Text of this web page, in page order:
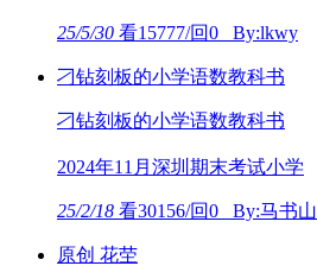
25/5/30 看15777/回0 By:lkwy
刁钻刻板的小学语数教科书
刁钻刻板的小学语数教科书
2024年11月深圳期末考试小学
25/2/18 看30156/回0 By:马书山
原创 花茔